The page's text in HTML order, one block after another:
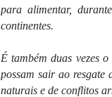
para alimentar,
continentes.
É também duas vezes
possam sair ao resgate
naturais e de conflitos